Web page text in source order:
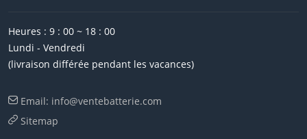
Heures : 9 : 00 ~ 18 : 00
Lundi - Vendredi
(livraison différée pendant les vacances)
Email: info@ventebatterie.com
Sitemap